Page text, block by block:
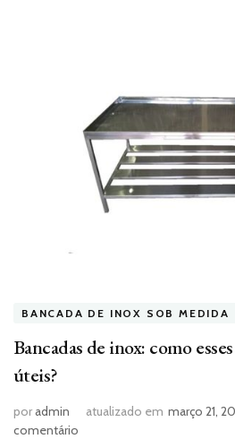
BANCADA DE INOX SOB MEDIDA
Bancadas de inox: como
úteis?
poradmin atualizado em março 21,
comentário